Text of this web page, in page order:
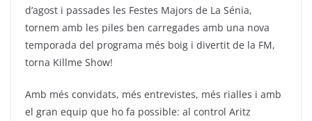
d’agost i passades les Festes Majors de La Sénia,
tornem amb les piles ben carregades amb una nova
temporada del programa més boig i divertit de la FM,
torna Killme Show!
Amb més convidats, més entrevistes, més rialles i amb
el gran equip que ho fa possible: al control Aritz